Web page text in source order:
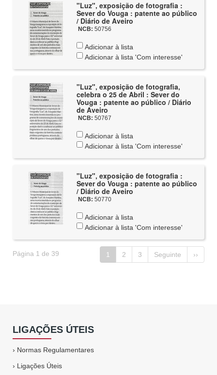
"Luz", exposição de fotografia :
Sever do Vouga : patente ao público
/ Diário de Aveiro
NCB: 50756
Adicionar à lista
Adicionar à lista 'Com interesse'
"Luz", exposição de fotografia,
celebra o 25 de Abril : Sever do
Vouga : patente ao público / Diário
de Aveiro
NCB: 50767
Adicionar à lista
Adicionar à lista 'Com interesse'
"Luz", exposição de fotografia :
Sever do Vouga : patente ao público
/ Diário de Aveiro
NCB: 50770
Adicionar à lista
Adicionar à lista 'Com interesse'
Página 1 de 39 1 2 3 Seguinte ››
LIGAÇÕES ÚTEIS
› Normas Regulamentares
› Ligações Úteis